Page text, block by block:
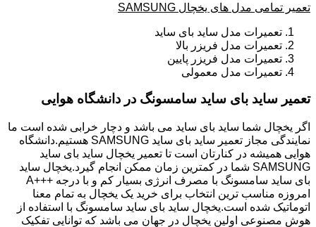
تعمیر تمامی مدل های یخچال SAMSUNG
تعمیرات مدل ساید بای ساید
تعمیرات مدل فریزر بالا
تعمیرات مدل فریزر پایین
تعمیرات مدل معمولی
تعمیر ساید بای ساید سامسونگ در دانشگاه هوایی
اگر یخچال شما ساید بای ساید می باشد و دچار خرابی شده است ما
نمایندگی مجاز تعمیر ساید بای ساید SAMSUNG هستیم.دانشگاه
هوایی همیشه در کنارتان است تا تعمیر یخچال ساید بای ساید
SAMSUNG شما در کمترین زمان ممکن انجام گیرد.یخچال ساید
بای ساید سامسونگ با مصرف انرژی بسیار کم و با درجه +++A
امروزه مناسب ترین انتخاب برای خرید یک یخچال به تمام معنا
اتوماتیک شده است.یخچال ساید بای ساید سامسونگ با استفاده از
هوش مصنوعی اولین یخچال در جهان می باشد که توانایی تفکیک